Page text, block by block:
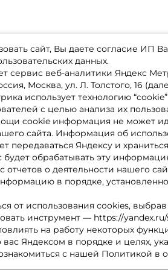
сайт, Вы даете согласие ИП
данных.
сервис веб-аналитики Яндекс
Москва, ул. Л. Толстого, 16
использует технологию
с целью анализа их
cookie информация не может
сайта. Информация об
передаваться Яндексу и
обрабатывать эту
отчетов о деятельности нашего
в порядке,
от использования cookies,
инструмент — https://
на работу некоторых
вас Яндексом в порядке и целях,
с нашей Политикой в
О магазине
Доставка
Оплата
Fox-bonus
Гуру
Контакты
Политика обработки ПД